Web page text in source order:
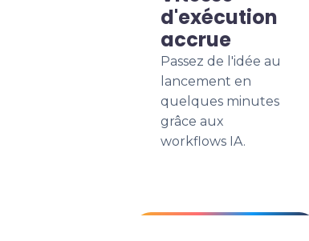
d'exécution
accrue
Passez de l'idée au
lancement en
quelques minutes
grâce aux
workflows IA.